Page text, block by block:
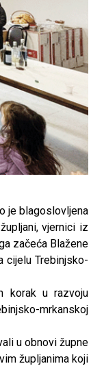
je blagoslovljena
vjernici iz
začeća Blažene
cijelu Trebinjsko-
korak u razvoju
mrkanskoj
u obnovi župne
župljanima koji